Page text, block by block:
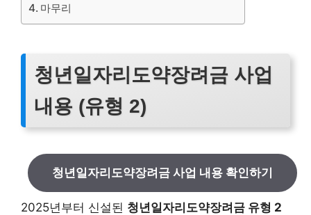
마무리
청년일자리도약장려금 사업
내용 (유형 2)
청년일자리도약장려금 사업 내용 확인하기
2025년부터 신설된 청년일자리도약장려금 유형 2